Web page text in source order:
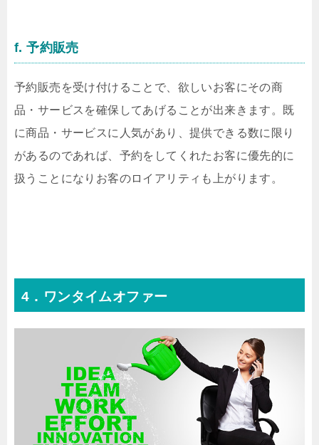
f. 予約販売
予約販売を受け付けることで、欲しいお客にその商
品・サービスを確保してあげることが出来きます。既
に商品・サービスに人気があり、提供できる数に限り
があるのであれば、予約をしてくれたお客に優先的に
扱うことになりお客のロイアリティも上がります。
4．ワンタイムオファー